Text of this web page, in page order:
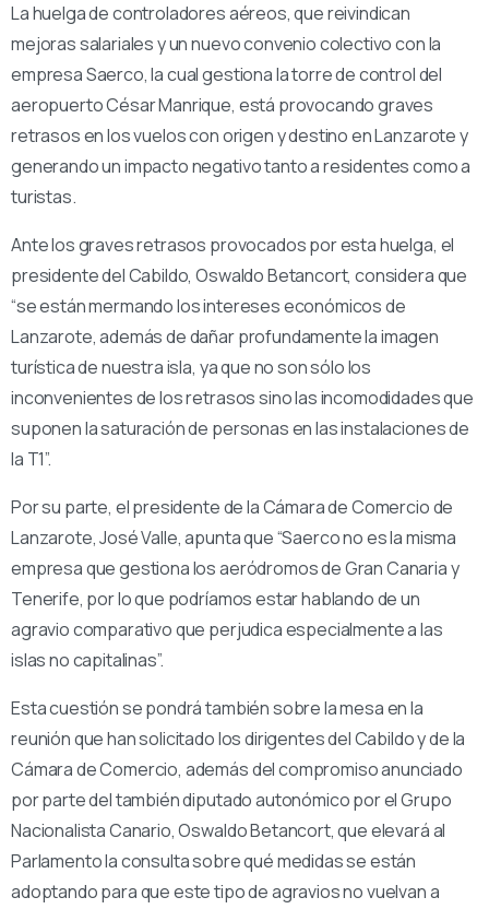
La huelga de controladores aéreos, que reivindican
mejoras salariales y un nuevo convenio colectivo con la
empresa Saerco, la cual gestiona la torre de control del
aeropuerto César Manrique, está provocando graves
retrasos en los vuelos con origen y destino en Lanzarote y
generando un impacto negativo tanto a residentes como a
turistas.
Ante los graves retrasos provocados por esta huelga, el
presidente del Cabildo, Oswaldo Betancort, considera que
“se están mermando los intereses económicos de
Lanzarote, además de dañar profundamente la imagen
turística de nuestra isla, ya que no son sólo los
inconvenientes de los retrasos sino las incomodidades que
suponen la saturación de personas en las instalaciones de
la T1”.
Por su parte, el presidente de la Cámara de Comercio de
Lanzarote, José Valle, apunta que “Saerco no es la misma
empresa que gestiona los aeródromos de Gran Canaria y
Tenerife, por lo que podríamos estar hablando de un
agravio comparativo que perjudica especialmente a las
islas no capitalinas”.
Esta cuestión se pondrá también sobre la mesa en la
reunión que han solicitado los dirigentes del Cabildo y de la
Cámara de Comercio, además del compromiso anunciado
por parte del también diputado autonómico por el Grupo
Nacionalista Canario, Oswaldo Betancort, que elevará al
Parlamento la consulta sobre qué medidas se están
adoptando para que este tipo de agravios no vuelvan a